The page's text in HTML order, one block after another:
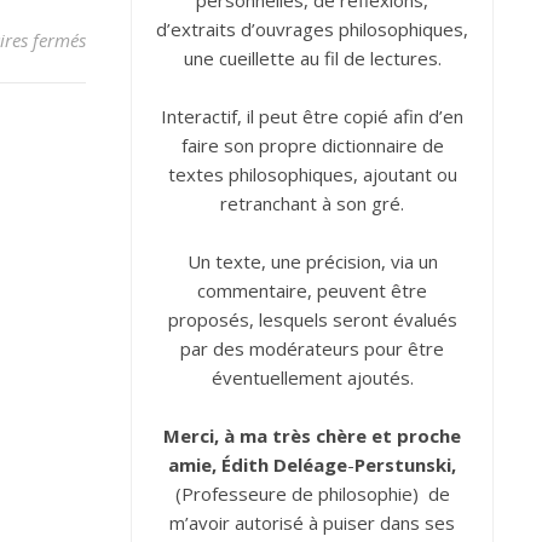
ferméssur Apparenced’extraits d’ouvrages philosophiques,
une cueillette au fil de lectures.
Interactif, il peut être copié afin d’en
faire son propre dictionnaire de
textes philosophiques, ajoutant ou
retranchant à son gré.
Un texte, une précision, via un
commentaire, peuvent être
proposés, lesquels seront évalués
par des modérateurs pour être
éventuellement ajoutés.
Merci, à ma très chère et proche
amie, Édith Deléage-Perstunski,
(Professeure de philosophie) de
m’avoir autorisé à puiser dans ses